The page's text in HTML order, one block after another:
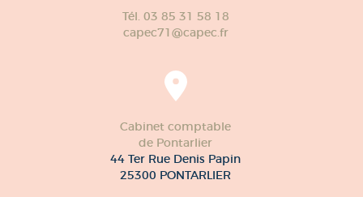
Tél. 03 85 31 58 18
capec71@capec.fr
Cabinet comptable
de Pontarlier
44 Ter Rue Denis Papin
25300 PONTARLIER